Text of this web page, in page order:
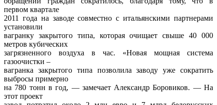
первом квартале
2011 года на заводе совместно с итальянскими партнерами
установили
вагранку закрытого типа, которая очищает свыше 40 000
метров кубических
загрязненного воздуха в час. «Новая мощная система
газоочистки –
вагранка закрытого типа позволила заводу уже сократить
выбросы примерно
на 780 тонн в год, — замечает Александр Боровиков. — На
этот проект